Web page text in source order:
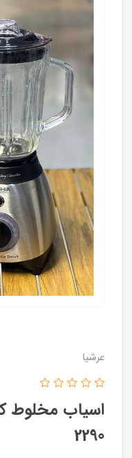
عرشیا
2290